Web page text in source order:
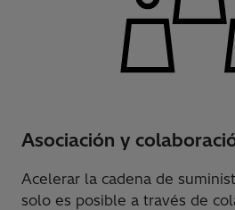
Asociación y
Acelerar la cadena de
solo es posible a través de